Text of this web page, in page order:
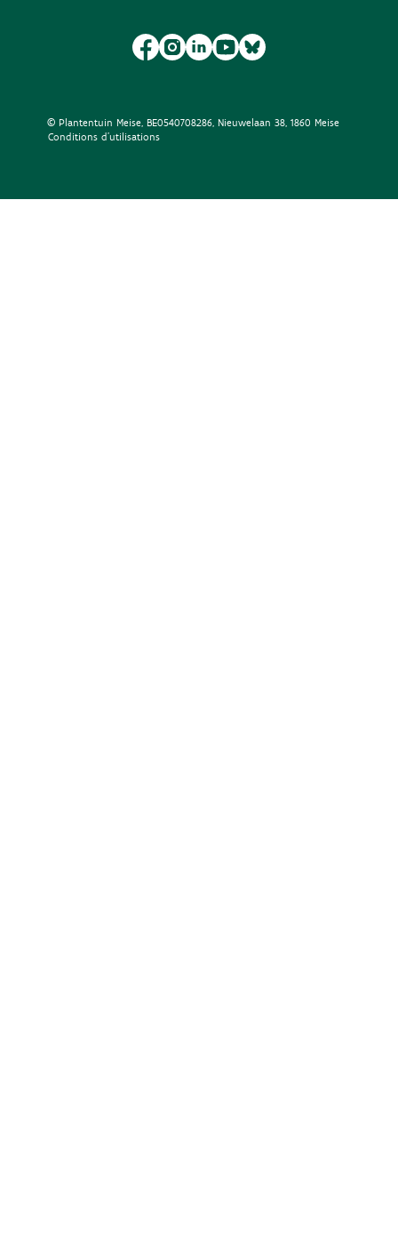
© Plantentuin Meise, BE0540708286, Nieuwelaan 38, 1860 Meise
Conditions d'utilisations